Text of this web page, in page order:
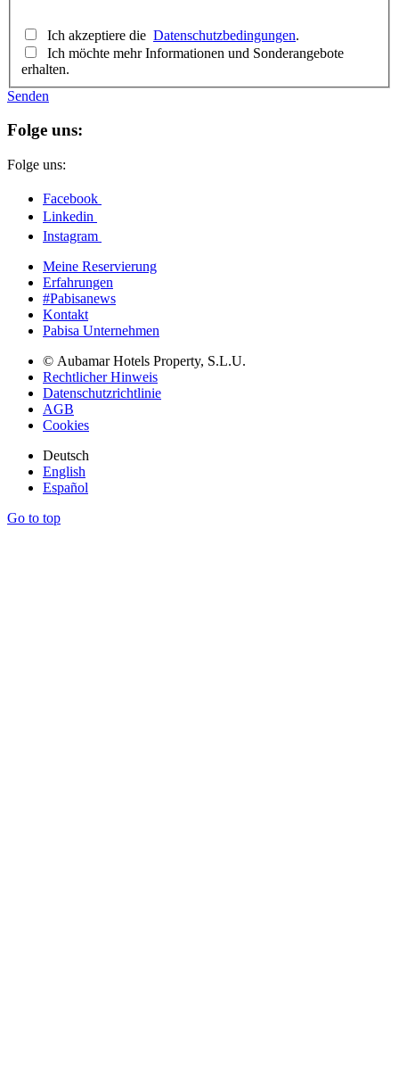
Datenschutzbedingungen.
Ich möchte mehr Informationen und Sonderangebote
erhalten.
Senden
Folge uns:
Folge uns:
Facebook
Linkedin
Instagram
Meine Reservierung
Erfahrungen
#Pabisanews
Kontakt
Pabisa Unternehmen
© Aubamar Hotels Property, S.L.U.
Rechtlicher Hinweis
Datenschutzrichtlinie
AGB
Cookies
Deutsch
English
Español
Go to top